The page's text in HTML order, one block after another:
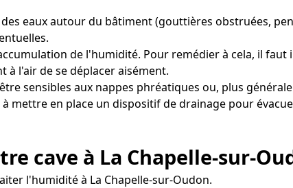
eaux autour du bâtiment (gouttières obstruées,
de l'humidité. Pour remédier à cela, il faut
à l'air de se déplacer aisément.
sensibles aux nappes phréatiques ou, plus
mettre en place un dispositif de drainage pour
cave à La Chapelle-sur-
l'humidité à La Chapelle-sur-Oudon.